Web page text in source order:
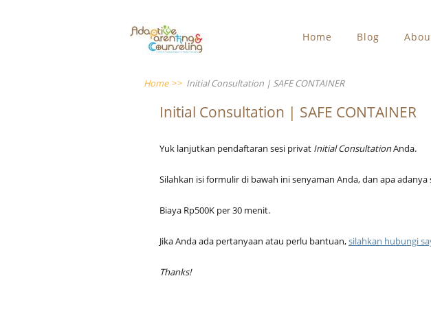
Home Blog
Home >> Initial Consultation | SAFE CONTAINER
Initial Consultation | SAFE CONTAINER
Yuk lanjutkan pendaftaran sesi privat Initial ConsultationAnda.
Silahkan isi formulir di bawah ini senyaman Anda, dan apa
Biaya Rp500K per 30 menit.
Jika Anda ada pertanyaan atau perlu bantuan,silahkan hubungi
Thanks!